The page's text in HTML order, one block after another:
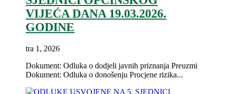
VIJEĆA DANA 19.03.2026.
GODINE
tra 1, 2026
Dokument: Odluka o dodjeli javnih priznanja Preuzmi
Dokument: Odluka o donošenju Procjene rizika...